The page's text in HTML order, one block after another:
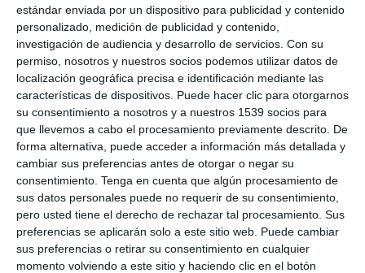
estándar enviada por un dispositivo para publicidad y contenido
personalizado, medición de publicidad y contenido,
investigación de audiencia y desarrollo de servicios. Con su
permiso, nosotros y nuestros socios podemos utilizar datos de
localización geográfica precisa e identificación mediante las
características de dispositivos. Puede hacer clic para otorgarnos
su consentimiento a nosotros y a nuestros 1539 socios para
que llevemos a cabo el procesamiento previamente descrito. De
forma alternativa, puede acceder a información más detallada y
cambiar sus preferencias antes de otorgar o negar su
consentimiento. Tenga en cuenta que algún procesamiento de
sus datos personales puede no requerir de su consentimiento,
pero usted tiene el derecho de rechazar tal procesamiento. Sus
preferencias se aplicarán solo a este sitio web. Puede cambiar
sus preferencias o retirar su consentimiento en cualquier
momento volviendo a este sitio y haciendo clic en el botón
Responsable del Tratamiento, que contenga:
El nombre y los datos de contacto del encargado o encargados y
de cada responsable por cuenta del cual actúe el encargado y, en
su caso, del representante del responsable o del encargado y del
delegado de protección de datos.
Las categorías de tratamientos efectuados por cuenta de cada
responsable.
En su caso, las transferencias de datos personales a un tercer país
u organización internacional, incluida la identificación de dicho
tercer país u organización internacional y, en el caso de las
transferencias indicadas en el artículo 49 apartado 1, párrafo